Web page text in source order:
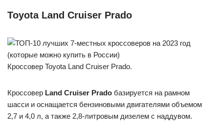
Toyota Land Cruiser Prado
Кроссовер Toyota Land Cruiser Prado.
Кроссовер Land Cruiser Prado базируется на рамном
шасси и оснащается бензиновыми двигателями объемом
2,7 и 4,0 л, а также 2,8-литровым дизелем с наддувом.